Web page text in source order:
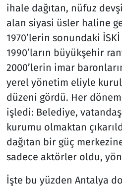
ihale dağıtan, nüfuz
alan siyasi üsler haline
1970’lerin sonundaki
1990’ların büyükşehir
2000’lerin imar
yerel yönetim eliyle
düzeni gördü. Her
işledi: Belediye,
kurumu olmaktan
dağıtan bir güç
sadece aktörler oldu,
İşte bu yüzden Antalya